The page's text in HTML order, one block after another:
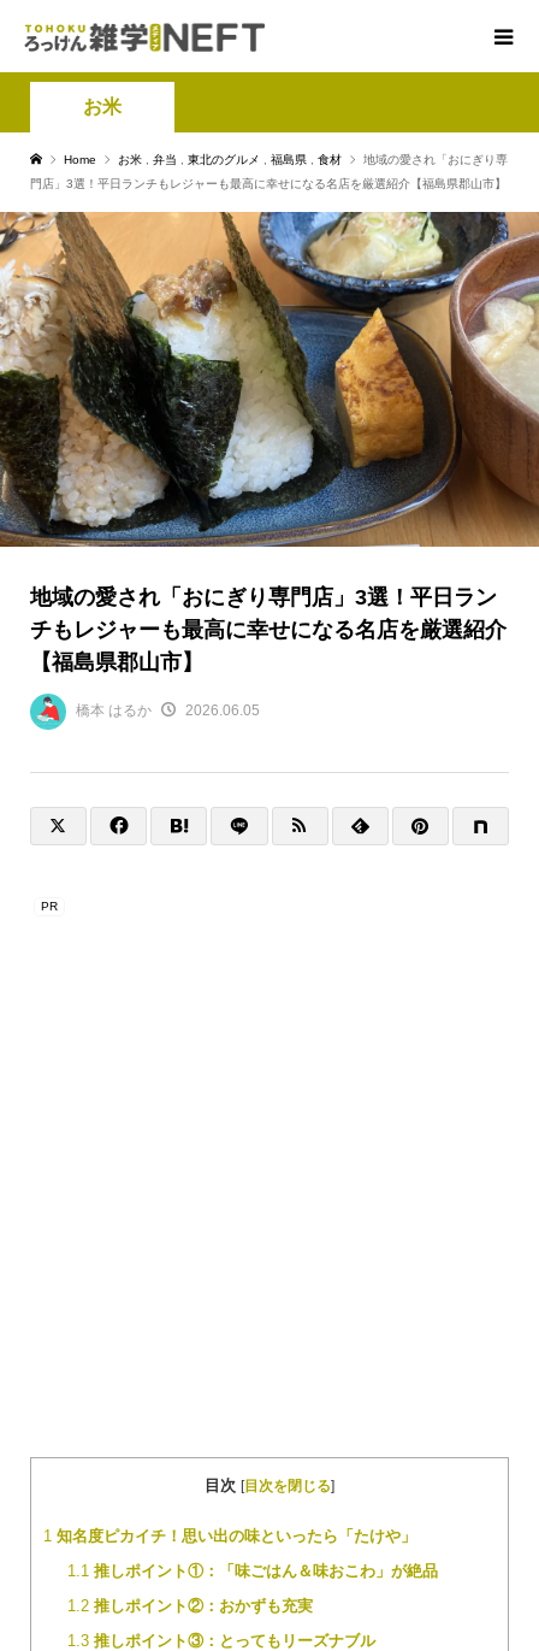
お米
Home お米 弁当 東北のグルメ 福島県 食材
地域の愛され「おにぎり専
門店」3選！平日ランチもレジャーも最高に幸せになる名店を厳選紹介【福島県郡山市】
地域の愛され「おにぎり専門店」3選！平日ラン
チもレジャーも最高に幸せになる名店を厳選紹介
【福島県郡山市】
橋本 はるか 2026.06.05
目次 [目次を閉じる]
1 知名度ピカイチ！思い出の味といったら「たけや」
1.1 推しポイント①：「味ごはん＆味おこわ」が絶品
1.2推しポイント②：おかずも充実
1.3推しポイント③：とってもリーズナブル